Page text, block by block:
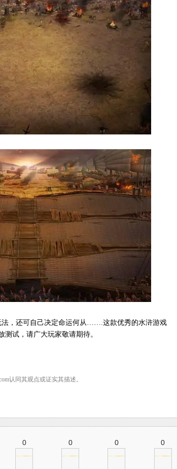
，还可自己决定命运何从…….这款优秀的水浒游戏
测试，请广大玩家敬请期待。
认同其观点或证实其描述。
0 0 0 0